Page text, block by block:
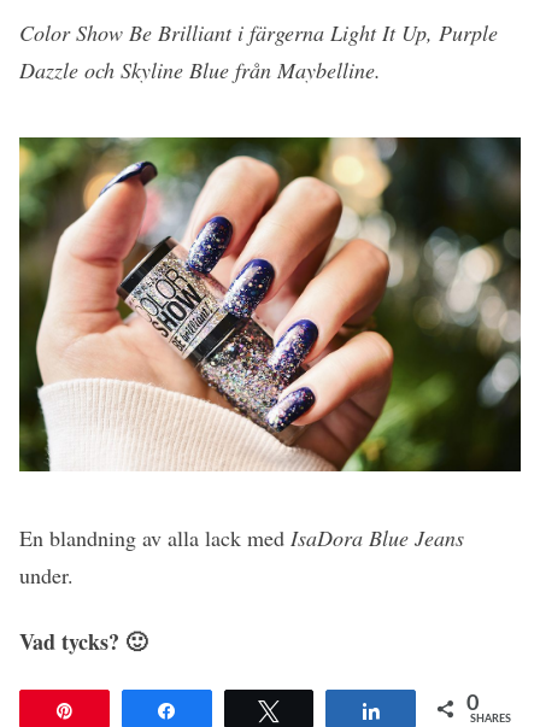
Color Show Be Brilliant i färgerna Light It Up, Purple
Dazzle och Skyline Blue från Maybelline.
En blandning av alla lack med IsaDora Blue Jeans
under.
Vad tycks? 🙂
Share 0
SHARES